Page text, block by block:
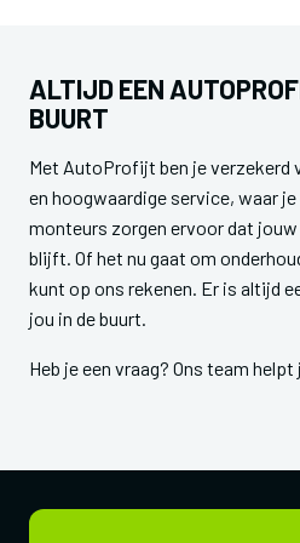
ALTIJD EEN
BUURT
Met AutoProfijt ben je verzekerd
en hoogwaardige service, waar
monteurs zorgen ervoor dat
blijft. Of het nu gaat om
kunt op ons rekenen. Er is altijd
jou in de buurt.
Heb je een vraag? Ons team